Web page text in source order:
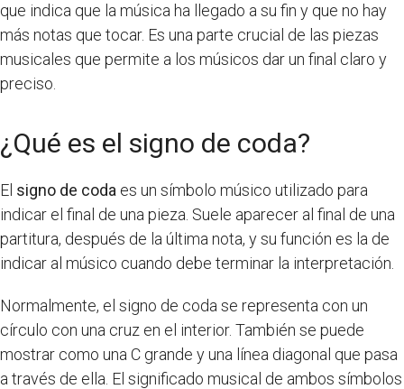
que indica que la música ha llegado a su fin y que no hay
más notas que tocar. Es una parte crucial de las piezas
musicales que permite a los músicos dar un final claro y
preciso.
¿Qué es el signo de coda?
El signo de coda es un símbolo músico utilizado para
indicar el final de una pieza. Suele aparecer al final de una
partitura, después de la última nota, y su función es la de
indicar al músico cuando debe terminar la interpretación.
Normalmente, el signo de coda se representa con un
círculo con una cruz en el interior. También se puede
mostrar como una C grande y una línea diagonal que pasa
a través de ella. El significado musical de ambos símbolos